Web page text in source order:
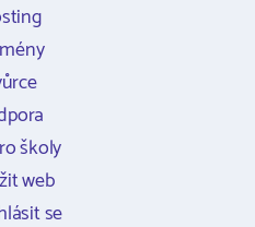
školy
web
se